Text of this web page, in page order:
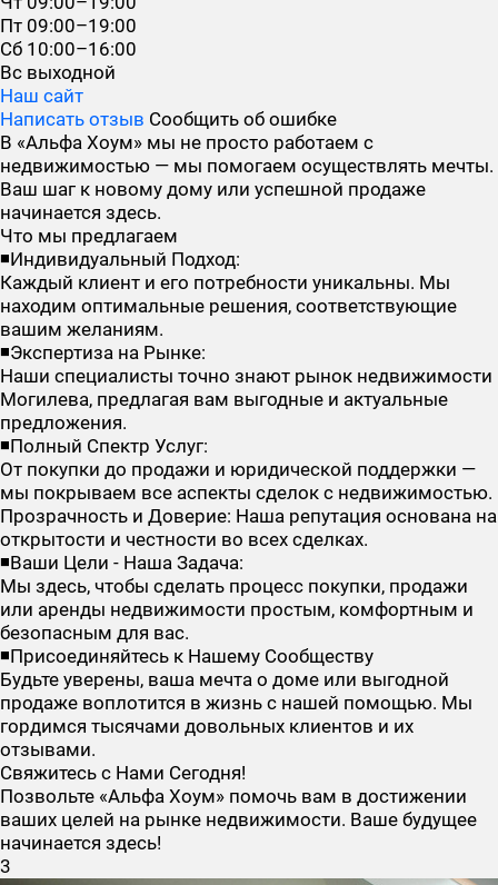
Пт 09:00–19:00
Сб 10:00–16:00
Вс выходной
Наш сайт
Написать отзыв Сообщить об ошибке
В «Альфа Хоум» мы не просто работаем с
недвижимостью — мы помогаем осуществлять мечты.
Ваш шаг к новому дому или успешной продаже
начинается здесь.
Что мы предлагаем
◾Индивидуальный Подход:
Каждый клиент и его потребности уникальны. Мы
находим оптимальные решения, соответствующие
вашим желаниям.
◾Экспертиза на Рынке:
Наши специалисты точно знают рынок недвижимости
Могилева, предлагая вам выгодные и актуальные
предложения.
◾Полный Спектр Услуг:
От покупки до продажи и юридической поддержки —
мы покрываем все аспекты сделок с недвижимостью.
Прозрачность и Доверие: Наша репутация основана на
открытости и честности во всех сделках.
◾Ваши Цели - Наша Задача:
Мы здесь, чтобы сделать процесс покупки, продажи
или аренды недвижимости простым, комфортным и
безопасным для вас.
◾Присоединяйтесь к Нашему Сообществу
Будьте уверены, ваша мечта о доме или выгодной
продаже воплотится в жизнь с нашей помощью. Мы
гордимся тысячами довольных клиентов и их
отзывами.
Свяжитесь с Нами Сегодня!
Позвольте «Альфа Хоум» помочь вам в достижении
ваших целей на рынке недвижимости. Ваше будущее
начинается здесь!
3